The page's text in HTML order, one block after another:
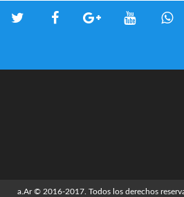
a.Ar© 2016-2017. Todos los derechos